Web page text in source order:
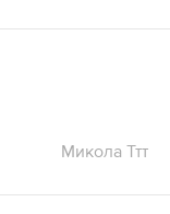
Микола Ттт